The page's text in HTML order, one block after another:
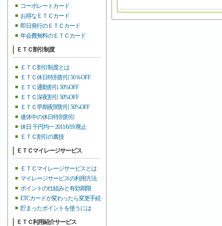
コーポレートカード
お得なＥＴＣカード
即日発行のＥＴＣカード
年会費無料のＥＴＣカード
ＥＴＣ割引制度
ＥＴＣ割引制度とは
ＥＴＣ休日特別割引 50％OFF
ＥＴＣ通勤割引 50%OFF
ＥＴＣ深夜割引 50%OFF
ＥＴＣ早期夜間割引 50%OFF
連休中の休日特別割引
休日 千円均一 2011/6/19 廃止
ＥＴＣ割引の裏技
ＥＴＣマイレージサービス
ＥＴＣマイレージサービスとは
マイレージサービスの利用方法
ポイントの仕組みと有効期限
ETCカードが変わったら変更手続
貯まったポイントを使うには
ＥＴＣ利用紹介サービス